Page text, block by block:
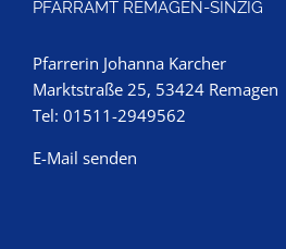
PFARRAMT REMAGEN-SINZIG
Pfarrerin Johanna Karcher
Marktstraße 25, 53424 Remagen
Tel: 01511-2949562
E-Mail senden